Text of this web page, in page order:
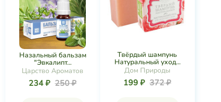
Назальный бальзам
"Эвкалипт...
Царство Ароматов
234 ₽ 250 ₽
Твёрдый шампунь
Натуральный уход...
Дом Природы
199 ₽ 372 ₽